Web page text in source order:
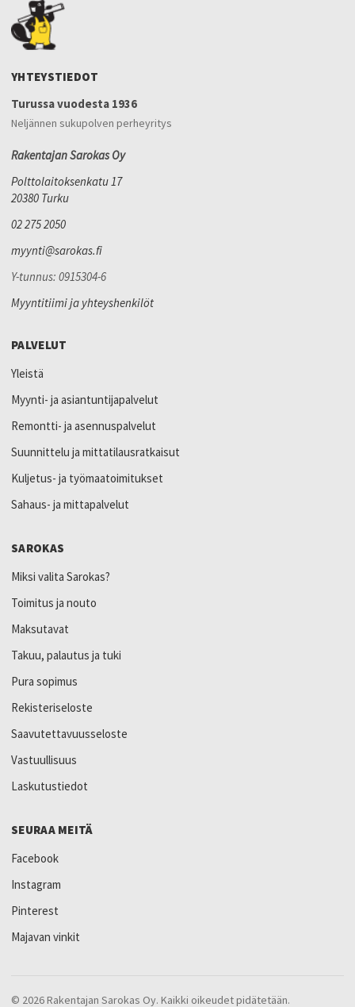
YHTEYSTIEDOT
Turussa vuodesta 1936
Neljännen sukupolven perheyritys
Rakentajan Sarokas Oy
Polttolaitoksenkatu 17
20380 Turku
02 275 2050
myynti@sarokas.fi
Y-tunnus: 0915304-6
Myyntitiimi ja yhteyshenkilöt
PALVELUT
Yleistä
Myynti- ja asiantuntijapalvelut
Remontti- ja asennuspalvelut
Suunnittelu ja mittatilausratkaisut
Kuljetus- ja työmaatoimitukset
Sahaus- ja mittapalvelut
SAROKAS
Miksi valita Sarokas?
Toimitus ja nouto
Maksutavat
Takuu, palautus ja tuki
Pura sopimus
Rekisteriseloste
Saavutettavuusseloste
Vastuullisuus
Laskutustiedot
SEURAA MEITÄ
Facebook
Instagram
Pinterest
Majavan vinkit
© 2026 Rakentajan Sarokas Oy. Kaikki oikeudet pidätetään.